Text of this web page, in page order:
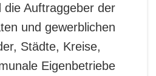
die Auftraggeber der
und gewerblichen
Städte, Kreise,
Eigenbetriebe